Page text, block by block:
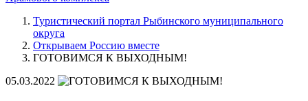
Туристический портал Рыбинского муниципального
округа
Открываем Россию вместе
ГОТОВИМСЯ К ВЫХОДНЫМ!
05.03.2022